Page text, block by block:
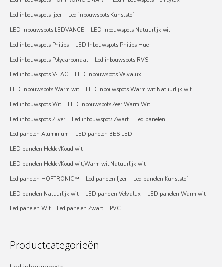
Led inbouwspots Ijzer
Led inbouwspots Kunststof
LED Inbouwspots LEDVANCE
LED Inbouwspots Natuurlijk wit
Led inbouwspots Philips
LED Inbouwspots Philips Hue
Led inbouwspots Polycarbonaat
Led inbouwspots RVS
Led inbouwspots V-TAC
LED Inbouwspots Velvalux
LED Inbouwspots Warm wit
LED Inbouwspots Warm wit;Natuurlijk wit
Led inbouwspots Wit
LED Inbouwspots Zeer Warm Wit
Led inbouwspots Zilver
Led inbouwspots Zwart
Led panelen
Led panelen Aluminium
LED panelen BES LED
LED panelen Helder/Koud wit
LED panelen Helder/Koud wit;Warm wit;Natuurlijk wit
Led panelen HOFTRONIC™
Led panelen Ijzer
Led panelen Kunststof
LED panelen Natuurlijk wit
LED panelen Velvalux
LED panelen Warm wit
Led panelen Wit
Led panelen Zwart PVC
Productcategorieën